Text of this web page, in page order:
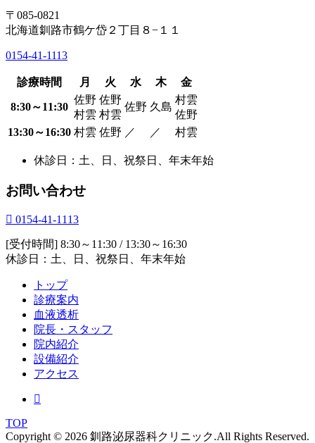
〒085-0821
北海道釧路市鶴ケ岱２丁目８−１１
0154-41-1113
診療時間 月 火 水 木 金
8:30～11:30
佐野
村雲
佐野
村雲
佐野 久島
村雲
佐野
13:30～16:30 村雲 佐野 ／ ／ 村雲
休診日：土、日、祝祭日、年末年始
お問い合わせ
0154-41-1113
[受付時間] 8:30～11:30 / 13:30～16:30
休診日：土、日、祝祭日、年末年始
トップ
診療案内
血液透析
院長・スタッフ
院内紹介
設備紹介
アクセス
TOP
Copyright © 2026 釧路泌尿器科クリニック.All Rights Reserved.